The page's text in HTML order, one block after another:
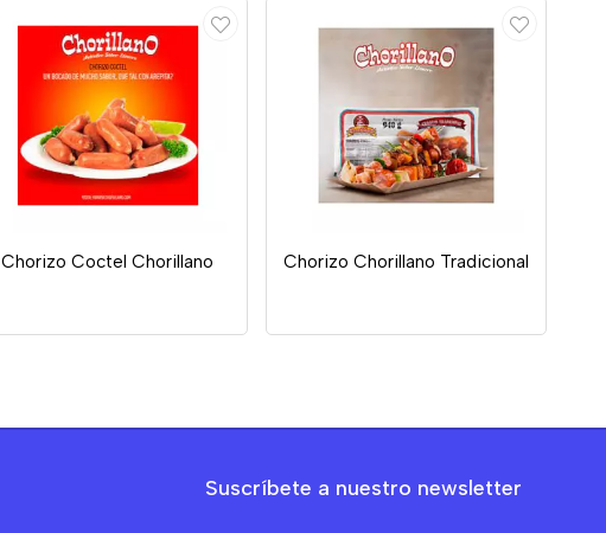
Chorizo Coctel Chorillano Chorizo Chorillano Tradicional
Suscríbete a nuestro newsletter